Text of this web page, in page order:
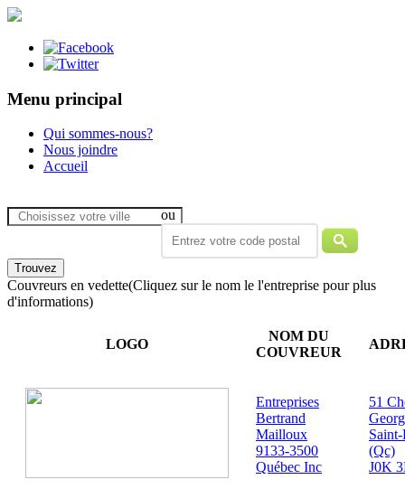
Menu principal
Qui sommes-nous?
Nous joindre
Accueil
ou
Couvreurs en vedette(Cliquez sur le nom le l'entreprise pour plus
d'informations)
LOGO
NOM DU
COUVREUR
Entreprises
Bertrand
Mailloux
9133-3500
Québec Inc
51
(Qc)
J0K